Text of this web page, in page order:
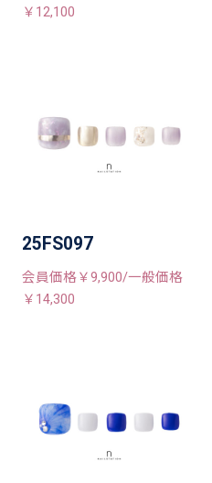
￥12,100
25FS097
会員価格￥9,900/一般価格
￥14,300